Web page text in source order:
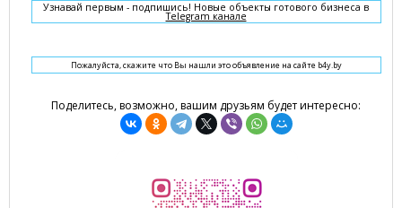
Узнавай первым - подпишись! Новые объекты готового бизнеса в
Telegram канале
Пожалуйста, скажите что Вы нашли это объявление на сайте b4y.by
Поделитесь, возможно, вашим друзьям будет интересно: